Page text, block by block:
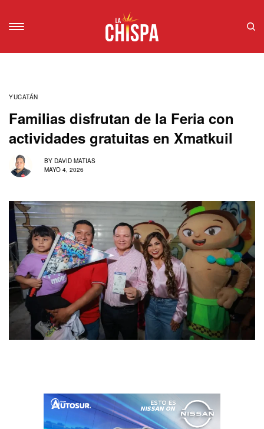
YUCATÁN
Familias disfrutan de la Feria con
actividades gratuitas en Xmatkuil
BY DAVID MATIAS
MAYO 4, 2026